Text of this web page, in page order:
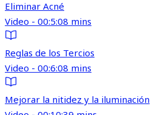
Eliminar Acné
Video - 00:5:08 mins
Reglas de los Tercios
Video - 00:6:08 mins
Mejorar la nitidez y la iluminación